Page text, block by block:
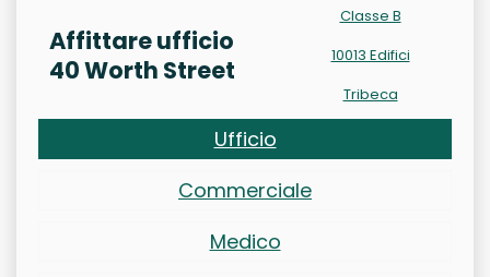
Affittare ufficio
40 Worth Street
Classe B
10013 Edifici
Tribeca
Ufficio
Commerciale
Medico